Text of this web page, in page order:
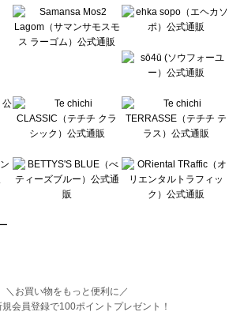
＼お買い物をもっと便利に／
規会員登録で100ポイントプレゼント！